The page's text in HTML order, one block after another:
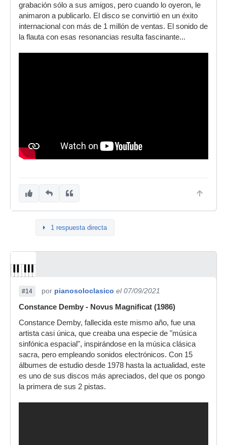
grabación sólo a sus amigos, pero cuando lo oyeron, le
animaron a publicarlo. El disco se convirtió en un éxito
internacional con más de 1 millón de ventas. El sonido de
la flauta con esas resonancias resulta fascinante...
1 respuesta directa
#14 por pianosoloclasico el 07/09/2021
Constance Demby - Novus Magnificat (1986)
Constance Demby, fallecida este mismo año, fue una
artista casi única, que creaba una especie de "música
sinfónica espacial", inspirándose en la música clásica
sacra, pero empleando sonidos electrónicos. Con 15
álbumes de estudio desde 1978 hasta la actualidad, este
es uno de sus discos más apreciados, del que os pongo
la primera de sus 2 pistas.